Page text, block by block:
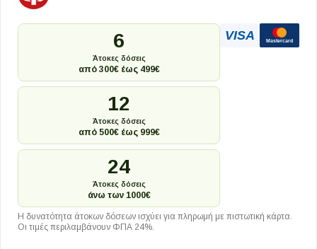
6
Άτοκες δόσεις
από 300€ έως 499€
12
Άτοκες δόσεις
από 500€ έως 999€
24
Άτοκες δόσεις
άνω των 1000€
VISA Mastercard
Η δυνατότητα άτοκων δόσεων ισχύει για πληρωμή με πιστωτική κάρτα.
Οι τιμές περιλαμβάνουν ΦΠΑ 24%.